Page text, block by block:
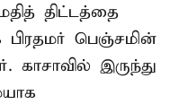
திட்டத்தை
பிரதமர் பெஞ்சமின்
காசாவில் இருந்து